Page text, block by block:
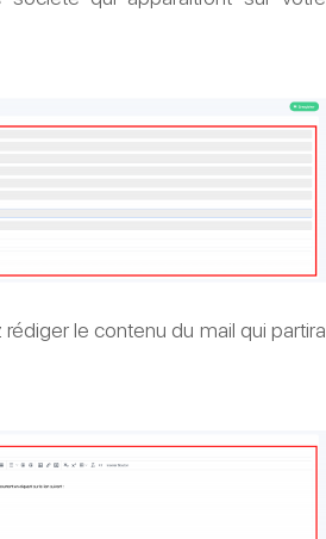
le contenu du mail qui partira